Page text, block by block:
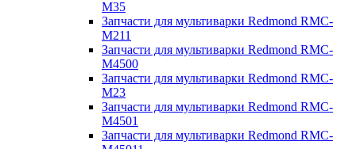
M35
Запчасти для мультиварки Redmond RMC-
M211
Запчасти для мультиварки Redmond RMC-
M4500
Запчасти для мультиварки Redmond RMC-
M23
Запчасти для мультиварки Redmond RMC-
M4501
Запчасти для мультиварки Redmond RMC-